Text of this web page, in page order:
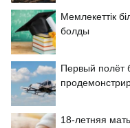
Мемлекеттік
болды
Первый полёт
18-летняя